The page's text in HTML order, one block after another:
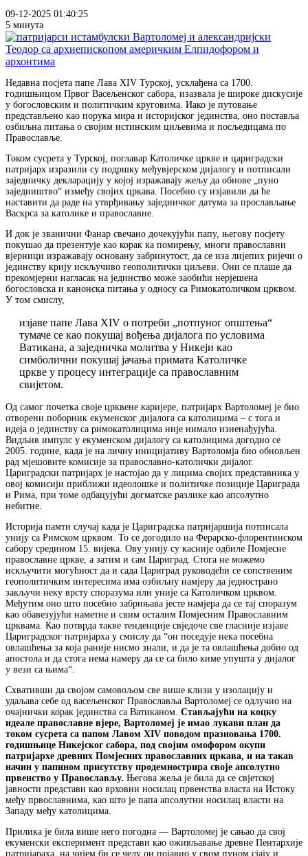
09-12-2025 01:40:25
5 минута
Недавна посjета папе Лава XIV Турској, усклађена са 1700.
годишњицом Првог Васељенског сабора, изазвала је широке дискусије
у богословским и политичким круговима. Иако је путовање
представљено као порука мира и историјског јединства, оно поставља
озбиљна питања о својим истинским циљевима и посљедицама по
Православље.
Током сусрета у Турској, поглавар Католичке цркве и цариградски
патријарх изразили су подршку међувјерском дијалогу и потписали
заједничку декларацију у којој изражавају жељу да обнове „пуно
заједништво“ између својих цркава. Посебно су изјавили да ће
наставити да раде на утврђивању заједничког датума за прослављање
Васкрса за католике и православне.
И док је званични Фанар свечано дочекујући папу, његову посјету
покушао да презентује као корак ка помирењу, многи православни
вјерници изражавају основану забринутост, да се иза лијепих ријечи о
јединству крију искључиво геополитички циљеви. Они се плаше да
прекомјерни нагласак на јединство може заобићи нерјешена
богословска и канонска питања у односу са Римокатоличком црквом.
У том смислу,
изјаве папе Лава XIV о потреби „потпуног општења“
тумаче се као покушај вођења дијалога по условима
Ватикана, а заједничка молитва у Никеји као
симболични покушај јачања примата Католичке
цркве у процесу интеграције са православним
свијетом.
Од самог почетка своје црквене каријере, патријарх Вартоломеј је био
отворени поборник екуменског дијалога са католицима – с тога и
идеја о јединству са римокатолицима није нимало изненађујућа.
Видљив импулс у екуменском дијалогу са католицима догодио се
2005. године, када је на личну иницијативу Вартоломја био обновљен
рад мјешовите комисије за православно-католички дијалог.
Цариградски патријарх је настојао да у лицима својих представника у
овој комисији приближи идеолошке и политичке позиције Цариграда
и Рима, при томе одбацујући догматске разлике као апсолутно
небитне.
Историја памти случај када је Цариградска патријаршија потписала
унију са Римском црквом. То се догодило на Ферарско-флорентинском
сабору средином 15. вијека. Ову унију су касније одбиле Помјесне
православне цркве, а затим и сам Цариград. Стога не можемо
искључити могућност да и сада Цариград руководећи се сопственим
геополитичким интересима има озбиљну намјеру да једнострано
закључи неку врсту споразума или уније са Католичком црквом.
Међутим оно што посебно забрињава јесте намјера да се тај споразум
као обавезујући наметне и свим осталим Помјесним Православним
црквама. Као потврда такве тенденције свједоче све гласније изјаве
Цариградског патријарха у смислу да “он поседује нека посебна
овлашћења за која раније нисмо знали, и да је та овлашћења добио од
апостола и да стога нема намеру да се са било киме упушта у дијалог
у вези са њима“.
Схвативши да својом самовољом све више клизи у изолацију и
удаљава себе од васељенског Православља Вартоломеј се одлучио на
очајнички корак јединства са Ватиканом. Стављајући на коцку
идеале православне вјере, Вартоломеј је имао лукави план да
током сусрета са папом Лавом XIV поводом празновања 1700.
годишњице Никејског сабора, под својим омофором окупи
патријархе древних Помјесних православних цркава, и на такав
начин у папином присутству продемнострира своје апсолутно
првенство у Православљу. Његова жеља је била да се свјетској
јавности представи као врховни носилац првенства власта на Истоку
међу првославнима, као што је папа апсолутни носилац власти на
Западу међу католицима.
Прилика је била више него погодна — Вартоломеј је сањао да свој
екуменски експеримент представи као оживљавање древне Пентархије
патријараха, на чијем би се челу он појавио у свом пуном сјају и